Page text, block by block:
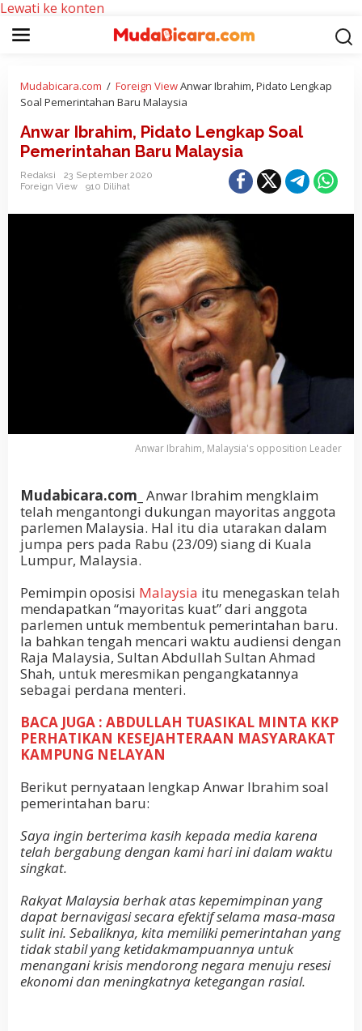
Lewati ke konten
Mudabicara.com / Foreign ViewAnwar Ibrahim, Pidato Lengkap
Soal Pemerintahan Baru Malaysia
Anwar Ibrahim, Pidato Lengkap Soal
Pemerintahan Baru Malaysia
Redaksi
23 September 2020
Foreign View
910 Dilihat
Anwar Ibrahim, Malaysia's opposition Leader
Mudabicara.com_ Anwar Ibrahim mengklaim
telah mengantongi dukungan mayoritas anggota
parlemen Malaysia. Hal itu dia utarakan dalam
jumpa pers pada Rabu (23/09) siang di Kuala
Lumpur, Malaysia.
Pemimpin oposisi Malaysia itu menegaskan telah
mendapatkan “mayoritas kuat” dari anggota
parlemen untuk membentuk pemerintahan baru.
Ia bahkan tengah mencari waktu audiensi dengan
Raja Malaysia, Sultan Abdullah Sultan Ahmad
Shah, untuk meresmikan pengangkatannya
sebagai perdana menteri.
BACA JUGA : ABDULLAH TUASIKAL MINTA KKP
PERHATIKAN KESEJAHTERAAN MASYARAKAT
KAMPUNG NELAYAN
Berikut pernyataan lengkap Anwar Ibrahim soal
pemerintahan baru:
Saya ingin berterima kasih kepada media karena
telah bergabung dengan kami hari ini dalam waktu
singkat.
Rakyat Malaysia berhak atas kepemimpinan yang
dapat bernavigasi secara efektif selama masa-masa
sulit ini. Sebaliknya, kita memiliki pemerintahan yang
tidak stabil yang ketidakmampuannya untuk
menangani krisis mendorong negara menuju resesi
ekonomi dan meningkatnya ketegangan rasial.